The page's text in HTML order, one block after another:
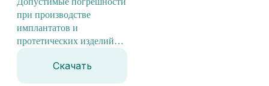
при производстве
имплантатов и
протетических изделий
Инно
Скачать